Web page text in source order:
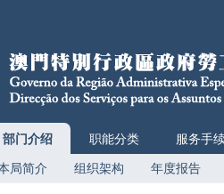
部门介绍
局简介
组织架构 年度报告
职能分类 服务手